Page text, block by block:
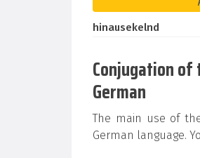
hinausekelnd
Conjugation
German
The main use of
German language.